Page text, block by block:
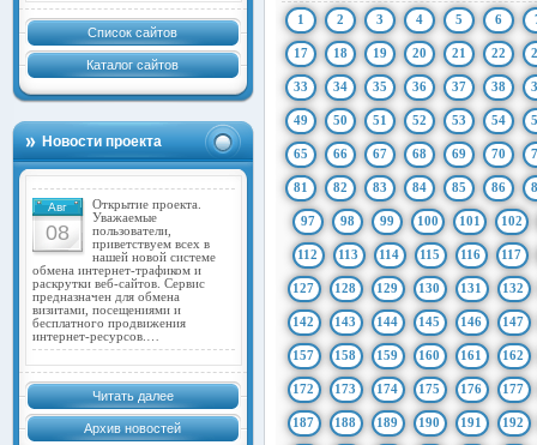
Список сайтов
Каталог сайтов
Новости проекта
Авг
08
Открытие проекта.
Уважаемые
пользователи,
приветствуем всех в
нашей новой системе
обмена интернет-трафиком и
раскрутки веб-сайтов. Сервис
предназначен для обмена
визитами, посещениями и
бесплатного продвижения
интернет-ресурсов.…
Читать далее
Архив новостей
1 2 3 4 5 6
17 18 19 20 21 22
33 34 35 36 37 38
49 50 51 52 53 54
65 66 67 68 69 70
81 82 83 84 85 86
97 98 99 100 101 102
112 113 114 115 116 117
127 128 129 130 131 132
142 143 144 145 146 147
157 158 159 160 161 162
172 173 174 175 176 177
187 188 189 190 191 192